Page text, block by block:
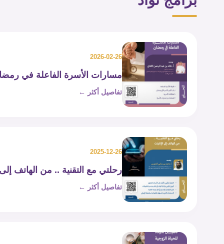
2026-02-26
مسارات الأسرة الفاعلة في
تفاصيل أكثر ←
2025-12-26
رحلتي مع التقنية .. من الهاتف إلى
تفاصيل أكثر ←